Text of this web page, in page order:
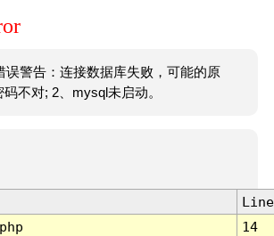
误警告：连接数据库失败，可能的原
不对; 2、mysql未启动。
Line
14